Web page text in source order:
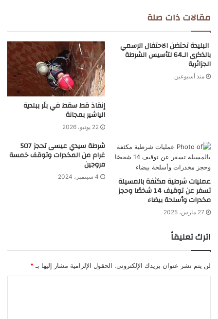
مقالات ذات صلة
البليدة تحتضن الاحتفال الرسمي
بالذكرى الـ64 لتأسيس الشرطة
الجزائرية
منذ أسبوعين
إنقاذ قط سقط في بئر ببلدية
الياشير بمجانة
22 يونيو، 2026
عمليات شرطية مكثفة بالمسيلة
تسفر عن توقيف 14 شخصًا وحجز
مخدرات وأسلحة بيضاء
27 مارس، 2025
شرطة سيدي عيسى تحجز 507
غرام من المخدرات وتوقف خمسة
مروجين
4 سبتمبر، 2024
اترك تعليقاً
لن يتم نشر عنوان بريدك الإلكتروني. الحقول الإلزامية مشار إليها بـ *